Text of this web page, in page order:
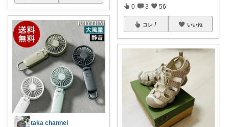
taka channel
0 3 56
コレ いいね